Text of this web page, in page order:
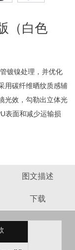
（白色
镀镍处理，并优化
用碳纤维晒纹质感辅
光效，勾勒出立体光
表面和减少运输损
图文描述
下载